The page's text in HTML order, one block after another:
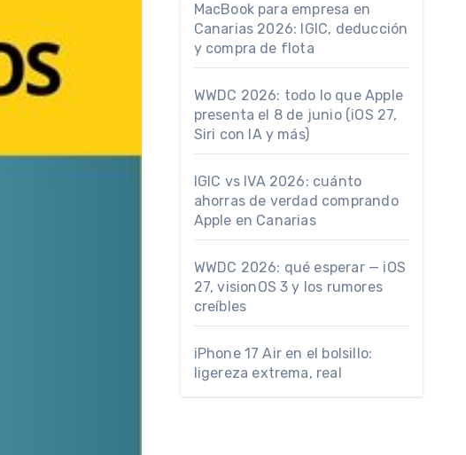
MacBook para empresa en
Canarias 2026: IGIC, deducción
y compra de flota
WWDC 2026: todo lo que Apple
presenta el 8 de junio (iOS 27,
Siri con IA y más)
IGIC vs IVA 2026: cuánto
ahorras de verdad comprando
Apple en Canarias
WWDC 2026: qué esperar — iOS
27, visionOS 3 y los rumores
creíbles
iPhone 17 Air en el bolsillo:
ligereza extrema, real